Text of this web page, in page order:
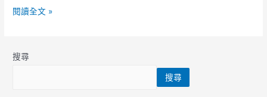
景
閱讀全文 »
搜尋
搜尋